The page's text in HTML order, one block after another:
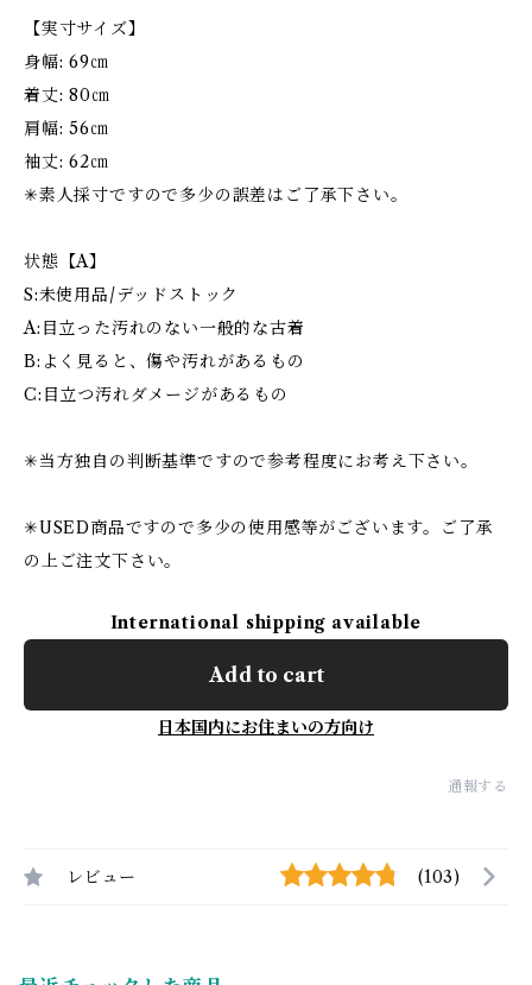
【実寸サイズ】
身幅: 69㎝
着丈: 80㎝
肩幅: 56㎝
袖丈: 62㎝
✳︎素人採寸ですので多少の誤差はご了承下さい。
状態【A】
S:未使用品/デッドストック
A:目立った汚れのない一般的な古着
B:よく見ると、傷や汚れがあるもの
C:目立つ汚れダメージがあるもの
✳︎当方独自の判断基準ですので参考程度にお考え下さい。
✳︎USED商品ですので多少の使用感等がございます。ご了承
の上ご注文下さい。
International shipping available
Add to cart
日本国内にお住まいの方向け
通報する
レビュー (103)